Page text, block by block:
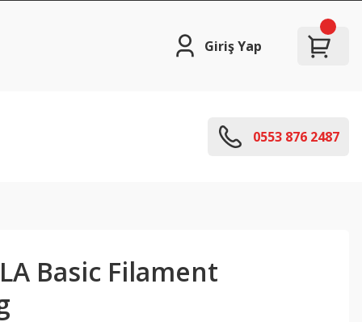
Giriş Yap
0553 876 2487
Basic Filament